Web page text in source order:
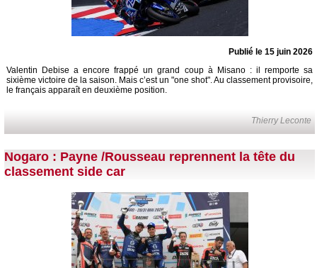
Publié le 15 juin 2026
Valentin Debise a encore frappé un grand coup à Misano : il remporte sa
sixième victoire de la saison. Mais c’est un "one shot". Au classement provisoire,
le français apparaît en deuxième position.
Thierry Leconte
Nogaro : Payne /Rousseau reprennent la tête du
classement side car